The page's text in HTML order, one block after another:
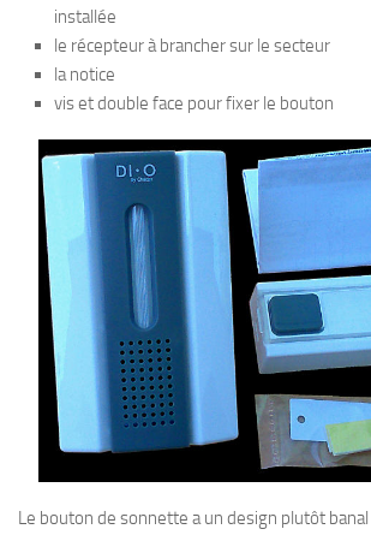
installée
le récepteur à brancher sur le secteur
la notice
vis et double face pour fixer le bouton
Le bouton de sonnette a un design plutôt